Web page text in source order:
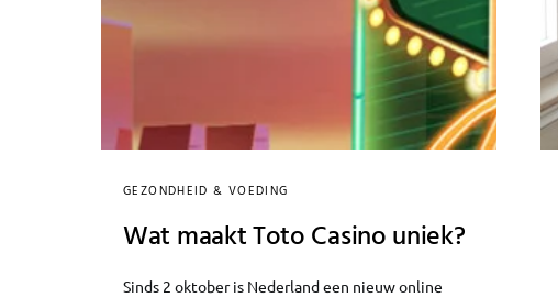
GEZONDHEID & VOEDING
Wat maakt Toto Casino uniek?
Sinds 2 oktober is Nederland een nieuw online